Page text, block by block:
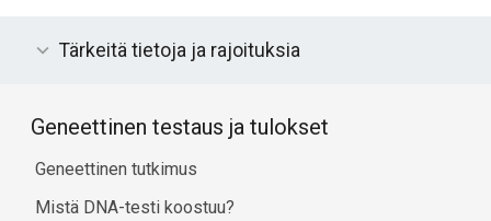
Tärkeitä tietoja ja rajoituksia
Geneettinen testaus ja tulokset
Geneettinen tutkimus
Mistä DNA-testi koostuu?